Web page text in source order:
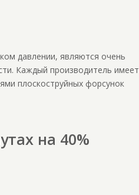
давлении, являются очень
Каждый производитель имеет
плоскоструйных форсунок
на 40%